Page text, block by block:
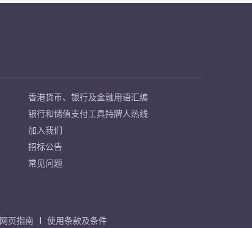
香港货币、银行及金融用语汇编
银行和储值支付工具持牌人热线
加入我们
招标公告
常见问题
网页指南 使用条款及条件